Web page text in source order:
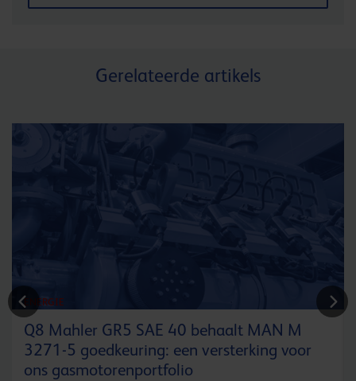
Gerelateerde artikels
ENERGIE
Q8 Mahler GR5 SAE 40 behaalt MAN M
3271-5 goedkeuring: een versterking voor
ons gasmotorenportfolio